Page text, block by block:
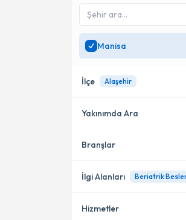
SadeceManisa
uzman ara
Manisa
İlçe Alaşehir
Alaşehir
Yakınımda Ara
Konumuma yakın uzmanları
Branşlar
Diyetisyen
İlgi Alanları Beriatrik
Hizmetler